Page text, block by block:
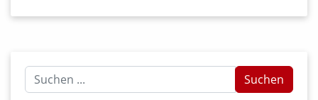
Suchen
...
Suchen